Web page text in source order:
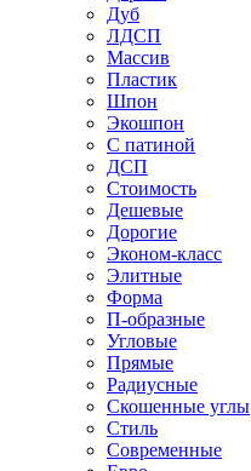
Дуб
ЛДСП
Массив
Пластик
Шпон
Экошпон
С патиной
ДСП
Стоимость
Дешевые
Дорогие
Эконом-класс
Элитные
Форма
П-образные
Угловые
Прямые
Радиусные
Скошенные углы
Стиль
Современные